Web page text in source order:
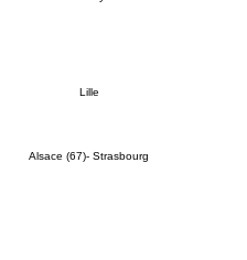
Lille
Alsace (67)- Strasbourg